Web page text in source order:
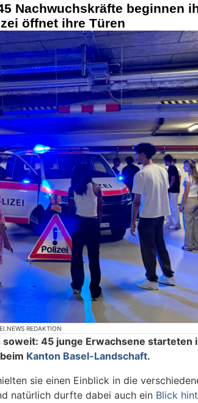
Nachwuchskräfte beginnen
öffnet ihre Türen
REDAKTION
soweit: 45 junge Erwachsene starteten
Kanton Basel-Landschaft.
sie einen Einblick in die
natürlich durfte dabei auch ein Blick